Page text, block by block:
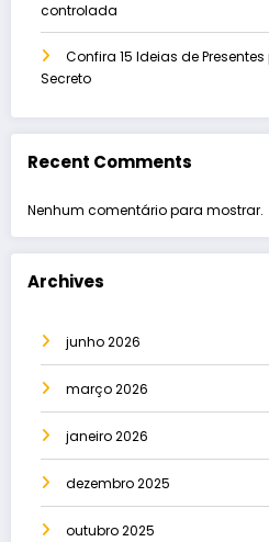
controlada
Confira 15 Ideias de
Secreto
Recent Comments
Nenhum comentário para mostrar.
Archives
junho 2026
março 2026
janeiro 2026
dezembro 2025
outubro 2025